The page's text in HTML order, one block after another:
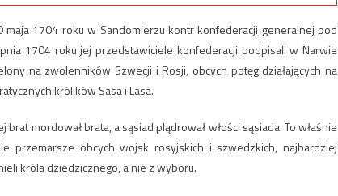
1704 roku w Sandomierzu kontr konfederacji generalnej pod
1704 roku jej przedstawiciele konfederacji podpisali w Narwie
na zwolenników Szwecji i Rosji, obcych potęg działających na
królików Sasa i Lasa.
mordował brata, a sąsiad plądrował włości sąsiada. To właśnie
przemarsze obcych wojsk rosyjskich i szwedzkich, najbardziej
króla dziedzicznego, a nie z wyboru.